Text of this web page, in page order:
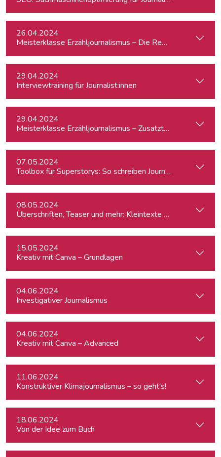
26.04.2024
Meisterklasse Erzähljournalismus – Die
29.04.2024
Interviewtraining für Journalist:innen
29.04.2024
Meisterklasse Erzähljournalismus – Zusatztermin
07.05.2024
Toolbox für Superstorys: So schreiben Journalist:innen
08.05.2024
Überschriften, Teaser und mehr: Kleintexte einfach besser
15.05.2024
Kreativ mit Canva – Grundlagen
04.06.2024
Investigativer Journalismus
04.06.2024
Kreativ mit Canva – Advanced
11.06.2024
Konstruktiver Klimajournalismus – so geht's!
18.06.2024
Von der Idee zum Buch